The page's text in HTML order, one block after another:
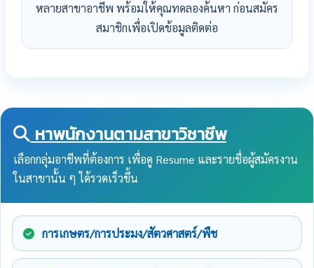
หลายสาขาอาชีพ พร้อมให้คุณทดลองค้นหา ก่อนสมัคร
สมาชิกเพื่อเปิดข้อมูลติดต่อ
หาพนักงานตามสาขาวิชาชีพ
เลือกกลุ่มอาชีพที่ต้องการ เพื่อดู Resume และรายชื่อผู้สมัครงาน
ในสาขานั้น ๆ ได้รวดเร็วขึ้น
การเกษตร/การประมง/สัตวศาสตร์/พืช